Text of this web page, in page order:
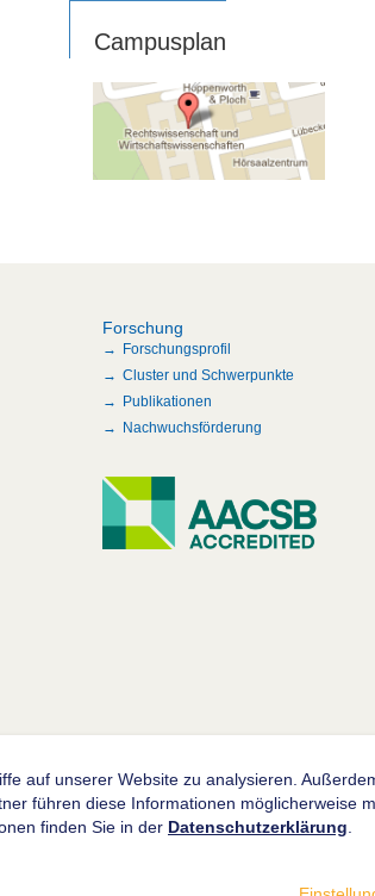
Campusplan
Forschung
Forschungsprofil
Cluster und Schwerpunkte
Publikationen
Nachwuchsförderung
© 2004-2026 Goethe-Universität Frankfurt am Main
auf unserer Website zu analysieren.
führen diese Informationen möglicherweise
finden Sie in der Datenschutzerklärung